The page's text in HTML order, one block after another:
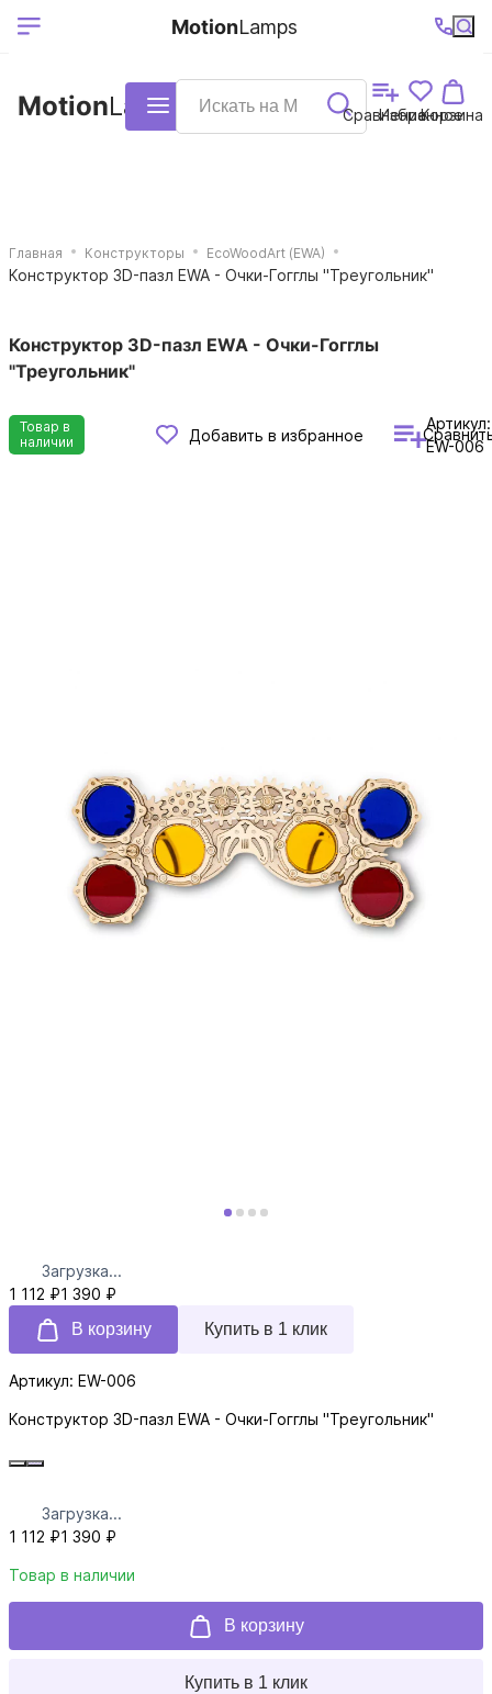
Ваш регион
Выберите ваш
+7 (495)740-
38-68
График
работы
MotionLamps Каталог Сравнение
Избранное
Корзина
MotionLamps
Главная Конструкторы EcoWoodArt (EWA)
Конструктор 3D-пазл EWA - Очки-Гогглы "Треугольник"
Конструктор 3D-пазл EWA - Очки-Гогглы
"Треугольник"
Товар в
наличии
Добавить в избранное
Артикул:
EW-006
Загрузка...
1 112 ₽1 390 ₽
В корзину
Купить в 1 клик
Артикул: EW-006
Конструктор 3D-пазл EWA - Очки-Гогглы "Треугольник"
Загрузка...
1 112 ₽1 390 ₽
Товар в наличии
В корзину
Купить в 1 клик